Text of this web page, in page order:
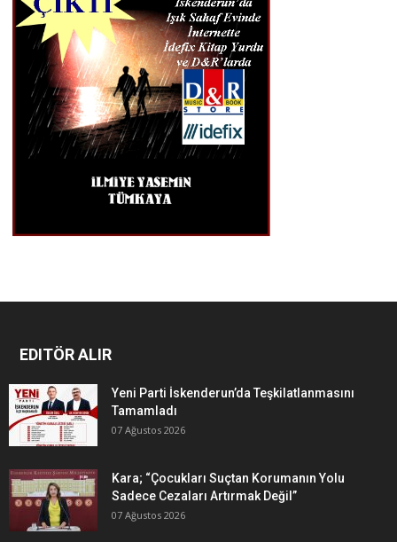
EDITÖR ALIR
Yeni Parti İskenderun’da Teşkilatlanmasını
Tamamladı
07 Ağustos 2026
Kara; “Çocukları Suçtan Korumanın Yolu
Sadece Cezaları Artırmak Değil”
07 Ağustos 2026